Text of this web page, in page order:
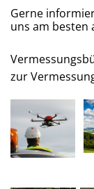
Gerne
uns am besten
zur